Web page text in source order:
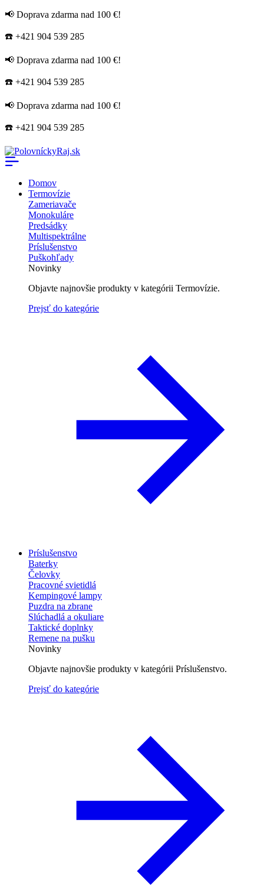
📢 Doprava zdarma nad 100 €!
☎️ +421 904 539 285
📢 Doprava zdarma nad 100 €!
☎️ +421 904 539 285
📢 Doprava zdarma nad 100 €!
☎️ +421 904 539 285
Domov
Termovízie
Zameriavače
Monokuláre
Predsádky
Multispektrálne
Príslušenstvo
Puškohľady
Novinky
Objavte najnovšie produkty v kategórii Termovízie.
Prejsť do kategórie
Príslušenstvo
Baterky
Čelovky
Pracovné svietidlá
Kempingové lampy
Puzdra na zbrane
Slúchadlá a okuliare
Taktické doplnky
Remene na pušku
Novinky
Objavte najnovšie produkty v kategórii Príslušenstvo.
Prejsť do kategórie